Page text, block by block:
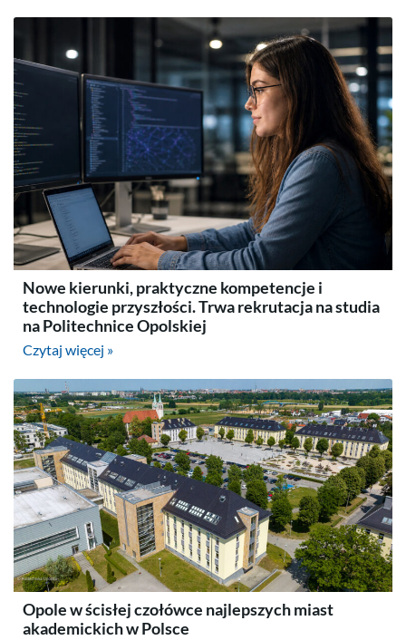
Nowe kierunki, praktyczne kompetencje i
technologie przyszłości. Trwa rekrutacja na studia
na Politechnice Opolskiej
Czytaj więcej »
Opole w ścisłej czołówce najlepszych miast
akademickich w Polsce